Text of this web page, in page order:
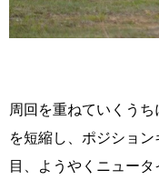
周回を重ねていくう
を短縮し、ポジショ
目、ようやくニュー